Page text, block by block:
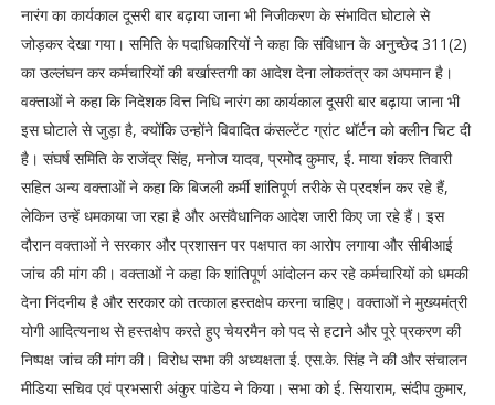
नारंग का कार्यकाल दूसरी बार बढ़ाया जाना भी निजीकरण के संभावित घोटाले से
जोड़कर देखा गया। समिति के पदाधिकारियों ने कहा कि संविधान के अनुच्छेद 311(2)
का उल्लंघन कर कर्मचारियों की बर्खास्तगी का आदेश देना लोकतंत्र का अपमान है।
वक्ताओं ने कहा कि निदेशक वित्त निधि नारंग का कार्यकाल दूसरी बार बढ़ाया जाना भी
इस घोटाले से जुड़ा है, क्योंकि उन्होंने विवादित कंसल्टेंट ग्रांट थॉर्टन को क्लीन चिट दी
है। संघर्ष समिति के राजेंद्र सिंह, मनोज यादव, प्रमोद कुमार, ई. माया शंकर तिवारी
सहित अन्य वक्ताओं ने कहा कि बिजली कर्मी शांतिपूर्ण तरीके से प्रदर्शन कर रहे हैं,
लेकिन उन्हें धमकाया जा रहा है और असंवैधानिक आदेश जारी किए जा रहे हैं। इस
दौरान वक्ताओं ने सरकार और प्रशासन पर पक्षपात का आरोप लगाया और सीबीआई
जांच की मांग की। वक्ताओं ने कहा कि शांतिपूर्ण आंदोलन कर रहे कर्मचारियों को धमकी
देना निंदनीय है और सरकार को तत्काल हस्तक्षेप करना चाहिए। वक्ताओं ने मुख्यमंत्री
योगी आदित्यनाथ से हस्तक्षेप करते हुए चेयरमैन को पद से हटाने और पूरे प्रकरण की
निष्पक्ष जांच की मांग की। विरोध सभा की अध्यक्षता ई. एस.के. सिंह ने की और संचालन
मीडिया सचिव एवं प्रभसारी अंकुर पांडेय ने किया। सभा को ई. सियाराम, संदीप कुमार,